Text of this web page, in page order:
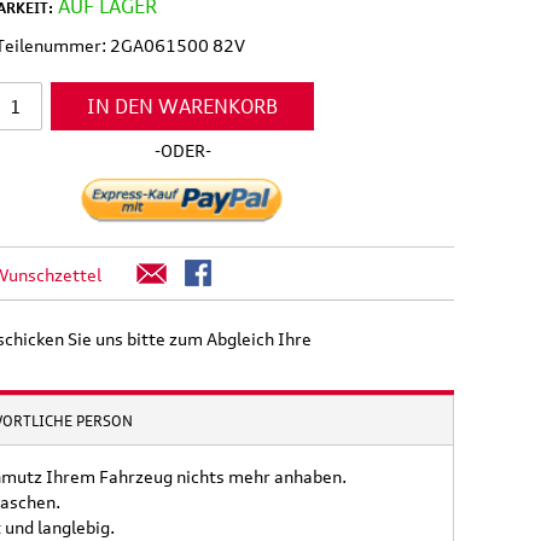
AUF LAGER
2GA061500 82V
IN DEN WARENKORB
-ODER-
Sie uns bitte zum Abgleich Ihre
PERSON
Ihrem Fahrzeug nichts mehr anhaben.
langlebig.